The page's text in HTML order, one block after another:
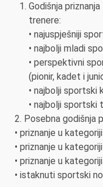
Godišnja
trenere:
• najuspješniji
• najbolji mladi
• perspektivni
(pionir, kadet i
• najbolji sportski
• najbolji sportski
2. Posebna godišnja
• priznanje u
• priznanje u
• priznanje u
• istaknuti sportski